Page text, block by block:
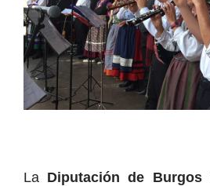
La Diputación de Burgos